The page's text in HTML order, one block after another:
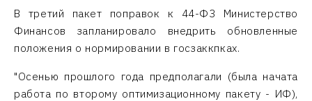
В третий пакет поправок к 44-ФЗ Министерство
Финансов запланировало внедрить обновленные
положения о нормировании в госзаккпках.
"Осенью прошлого года предполагали (была начата
работа по второму оптимизационному пакету - ИФ),